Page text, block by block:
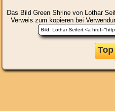
Das Bild Green Shrinevon Lothar
Verweis zum kopieren bei
Top